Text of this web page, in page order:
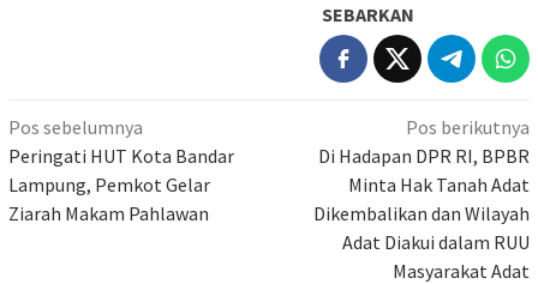
SEBARKAN
Navigasi
pos
Pos sebelumnya
Peringati HUT Kota Bandar
Lampung, Pemkot Gelar
Ziarah Makam Pahlawan
Pos berikutnya
Di Hadapan DPR RI, BPBR
Minta Hak Tanah Adat
Dikembalikan dan Wilayah
Adat Diakui dalam RUU
Masyarakat Adat